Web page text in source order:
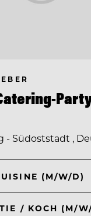
- Südoststadt ,
(M/W/D)
/ KOCH (M/